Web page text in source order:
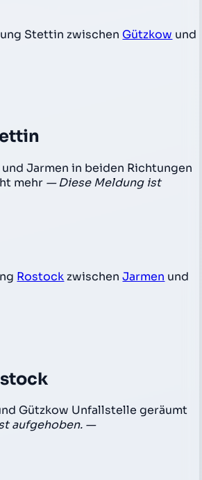
Stettin zwischen Gützkow und
Jarmen in beiden Richtungen
mehr — Diese Meldung ist
Rostock zwischenJarmen und
Gützkow Unfallstelle geräumt
aufgehoben. —